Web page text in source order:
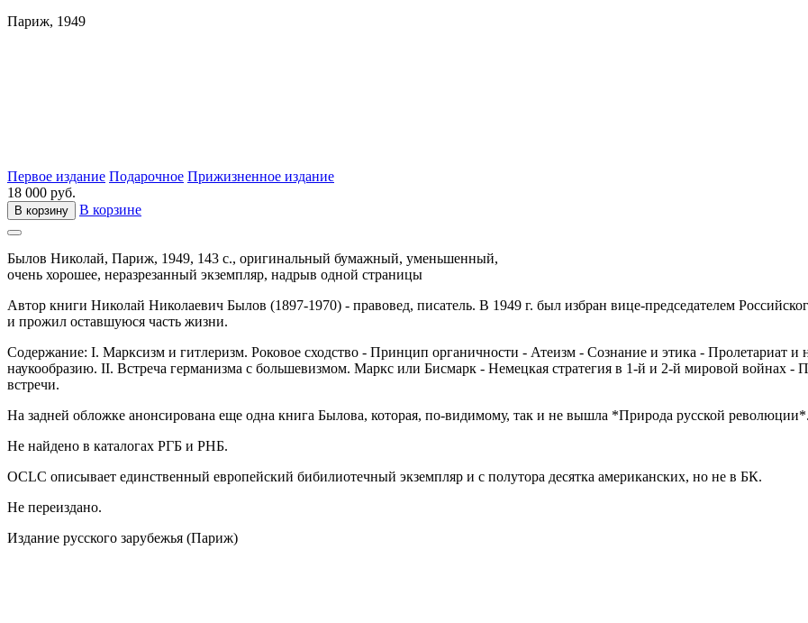
Париж, 1949
Первое издание Подарочное Прижизненное издание
18 000 руб.
В корзину В корзине
Былов Николай, Париж, 1949, 143 с., оригинальный бумажный, уменьшенный,
очень хорошее, неразрезанный экземпляр, надрыв одной страницы
Автор книги Николай Николаевич Былов (1897-1970) - правовед, писатель. В 1949 г. был избран вице-председателем
и прожил оставшуюся часть жизни.
Содержание: I. Марксизм и гитлеризм. Роковое сходство - Принцип органичности - Атеизм - Сознание и этика - Пролетариат и
наукообразию. II. Встреча германизма с большевизмом. Маркс или Бисмарк - Немецкая стратегия в 1-й и 2-й мировой войнах -
встречи.
На задней обложке анонсирована еще одна книга Былова, которая, по-видимому, так и не вышла *Природа русской революции*.
Не найдено в каталогах РГБ и РНБ.
OCLC описывает единственный европейский бибилиотечный экземпляр и с полутора десятка американских, но не в БК.
Не переиздано.
Издание русского зарубежья (Париж)